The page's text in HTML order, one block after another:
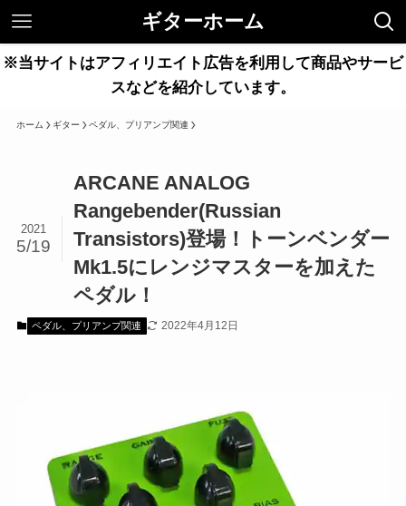
ギターホーム
※当サイトはアフィリエイト広告を利用して商品やサービ
スなどを紹介しています。
ホーム ギター ペダル、プリアンプ関連
ARCANE ANALOG
Rangebender(Russian
Transistors)登場！トーンベンダー
Mk1.5にレンジマスターを加えた
ペダル！
2021
5/19
ペダル、プリアンプ関連 2022年4月12日